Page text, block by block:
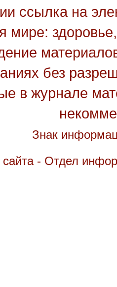
ссылка на
здоровье,
без
в журнале
Знак
сайта - Отдел